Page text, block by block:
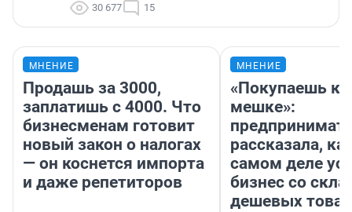
30 677 15
МНЕНИЕ
Продашь за 3000,
заплатишь с 4000. Что
бизнесменам готовит
новый закон о налогах
— он коснется импорта
и даже репетиторов
МНЕНИЕ
«Покупаешь
мешке»:
рассказала,
самом деле
бизнес со
дешевых